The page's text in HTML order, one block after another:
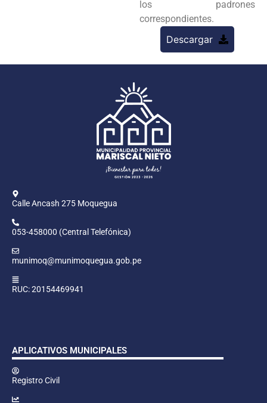
los padrones
correspondientes.
Descargar
Calle Ancash 275 Moquegua
053-458000 (Central Telefónica)
munimoq@munimoquegua.gob.pe
RUC: 20154469941
APLICATIVOS MUNICIPALES
Registro Civil